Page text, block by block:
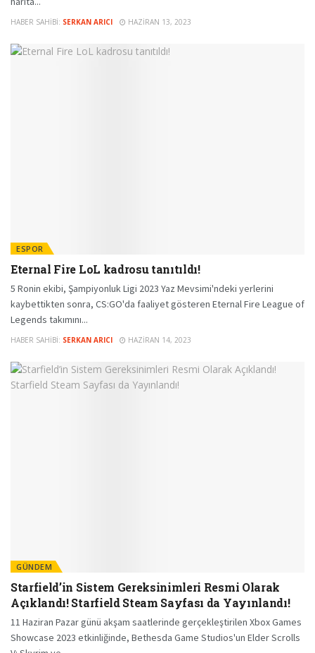
HABER SAHIBI: SERKAN ARICI HAZIRAN 13, 2023
ESPOR
Eternal Fire LoL kadrosu tanıtıldı!
5 Ronin ekibi, Şampiyonluk Ligi 2023 Yaz Mevsimi'ndeki yerlerini
kaybettikten sonra, CS:GO'da faaliyet gösteren Eternal Fire League of
Legends takımını...
HABER SAHIBI: SERKAN ARICI HAZIRAN 14, 2023
GÜNDEM
Starfield’in Sistem Gereksinimleri Resmi Olarak
Açıklandı! Starfield Steam Sayfası da Yayınlandı!
11 Haziran Pazar günü akşam saatlerinde gerçekleştirilen Xbox Games
Showcase 2023 etkinliğinde, Bethesda Game Studios'un Elder Scrolls